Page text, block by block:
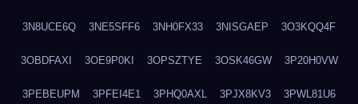
3N8UCE6Q 3NE5SFF6 3NH0FX33 3NISGAEP 3O3KQQ4F
3OBDFAXI 3OE9P0KI 3OPSZTYE 3OSK46GW 3P20H0VW
3PEBEUPM 3PFEI4E1 3PHQ0AXL 3PJX8KV3 3PWL81U6